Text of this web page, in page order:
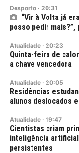
Desporto · 20:31
“Vir à Volta já
posso pedir mais?”,
Atualidade · 20:23
Quinta-feira de
a chave vencedora
Atualidade · 20:05
Residências
alunos deslocados
Atualidade · 19:47
Cientistas criam
inteligência
persistentes